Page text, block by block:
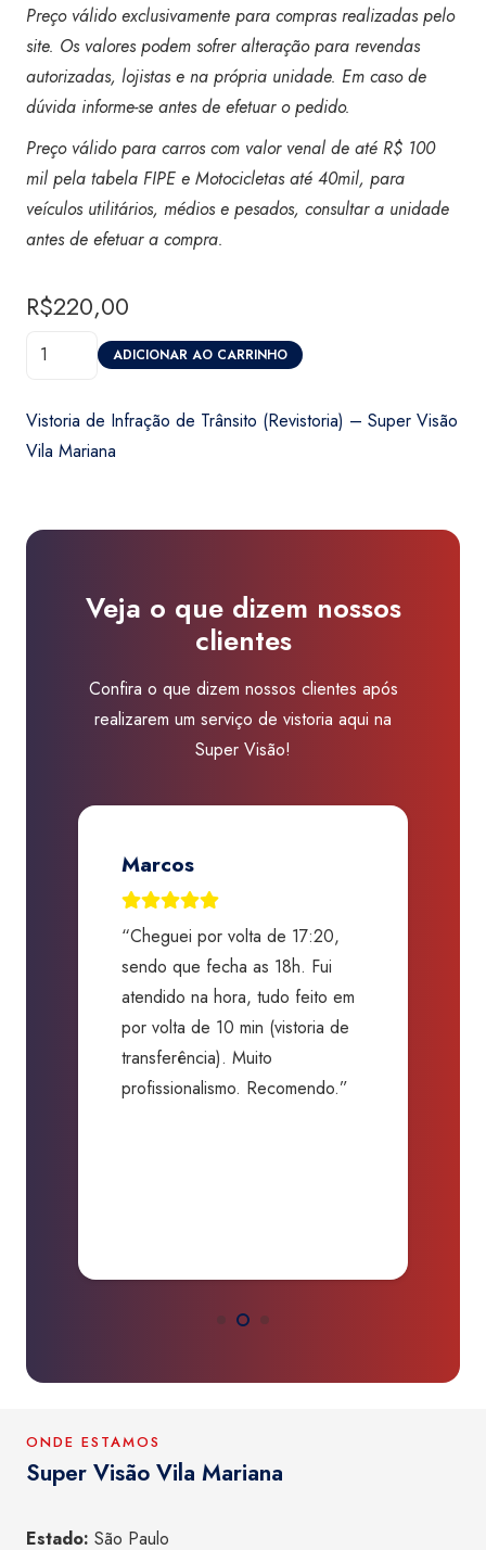
Preço válido exclusivamente para compras realizadas pelo
site. Os valores podem sofrer alteração para revendas
autorizadas, lojistas e na própria unidade. Em caso de
dúvida informe-se antes de efetuar o pedido.
Preço válido para carros com valor venal de até R$ 100
mil pela tabela FIPE e Motocicletas até 40mil, para
veículos utilitários, médios e pesados, consultar a unidade
antes de efetuar a compra.
R$220,00
Vistoria
de
-
quantidade
ADICIONAR AO CARRINHO
Vistoria de Infração de Trânsito (Revistoria) – Super Visão
Vila Mariana
Veja o que dizem nossos
clientes
Confira o que dizem nossos clientes após
realizarem um serviço de vistoria aqui na
Super Visão!
Jose Renato A. Martins
“Excelentes profissionais!
Graças ao processo criterioso e
alta qualidade, evitaram que eu
comprasse um carro sem
segurança nenhuma com uma
batida camuflada. Me salvaram
ONDE ESTAMOS
Super Visão Vila Mariana
Estado: São Paulo